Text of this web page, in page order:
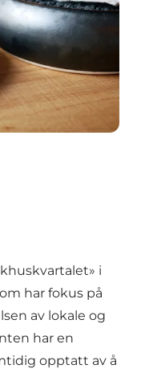
i
har fokus på
av lokale og
har en
opptatt av å